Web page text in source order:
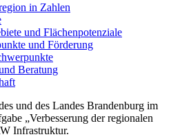
in Zahlen
und Flächenpotenziale
und Förderung
Beratung
und des Landes Brandenburg im
„Verbesserung der regionalen
Infrastruktur.